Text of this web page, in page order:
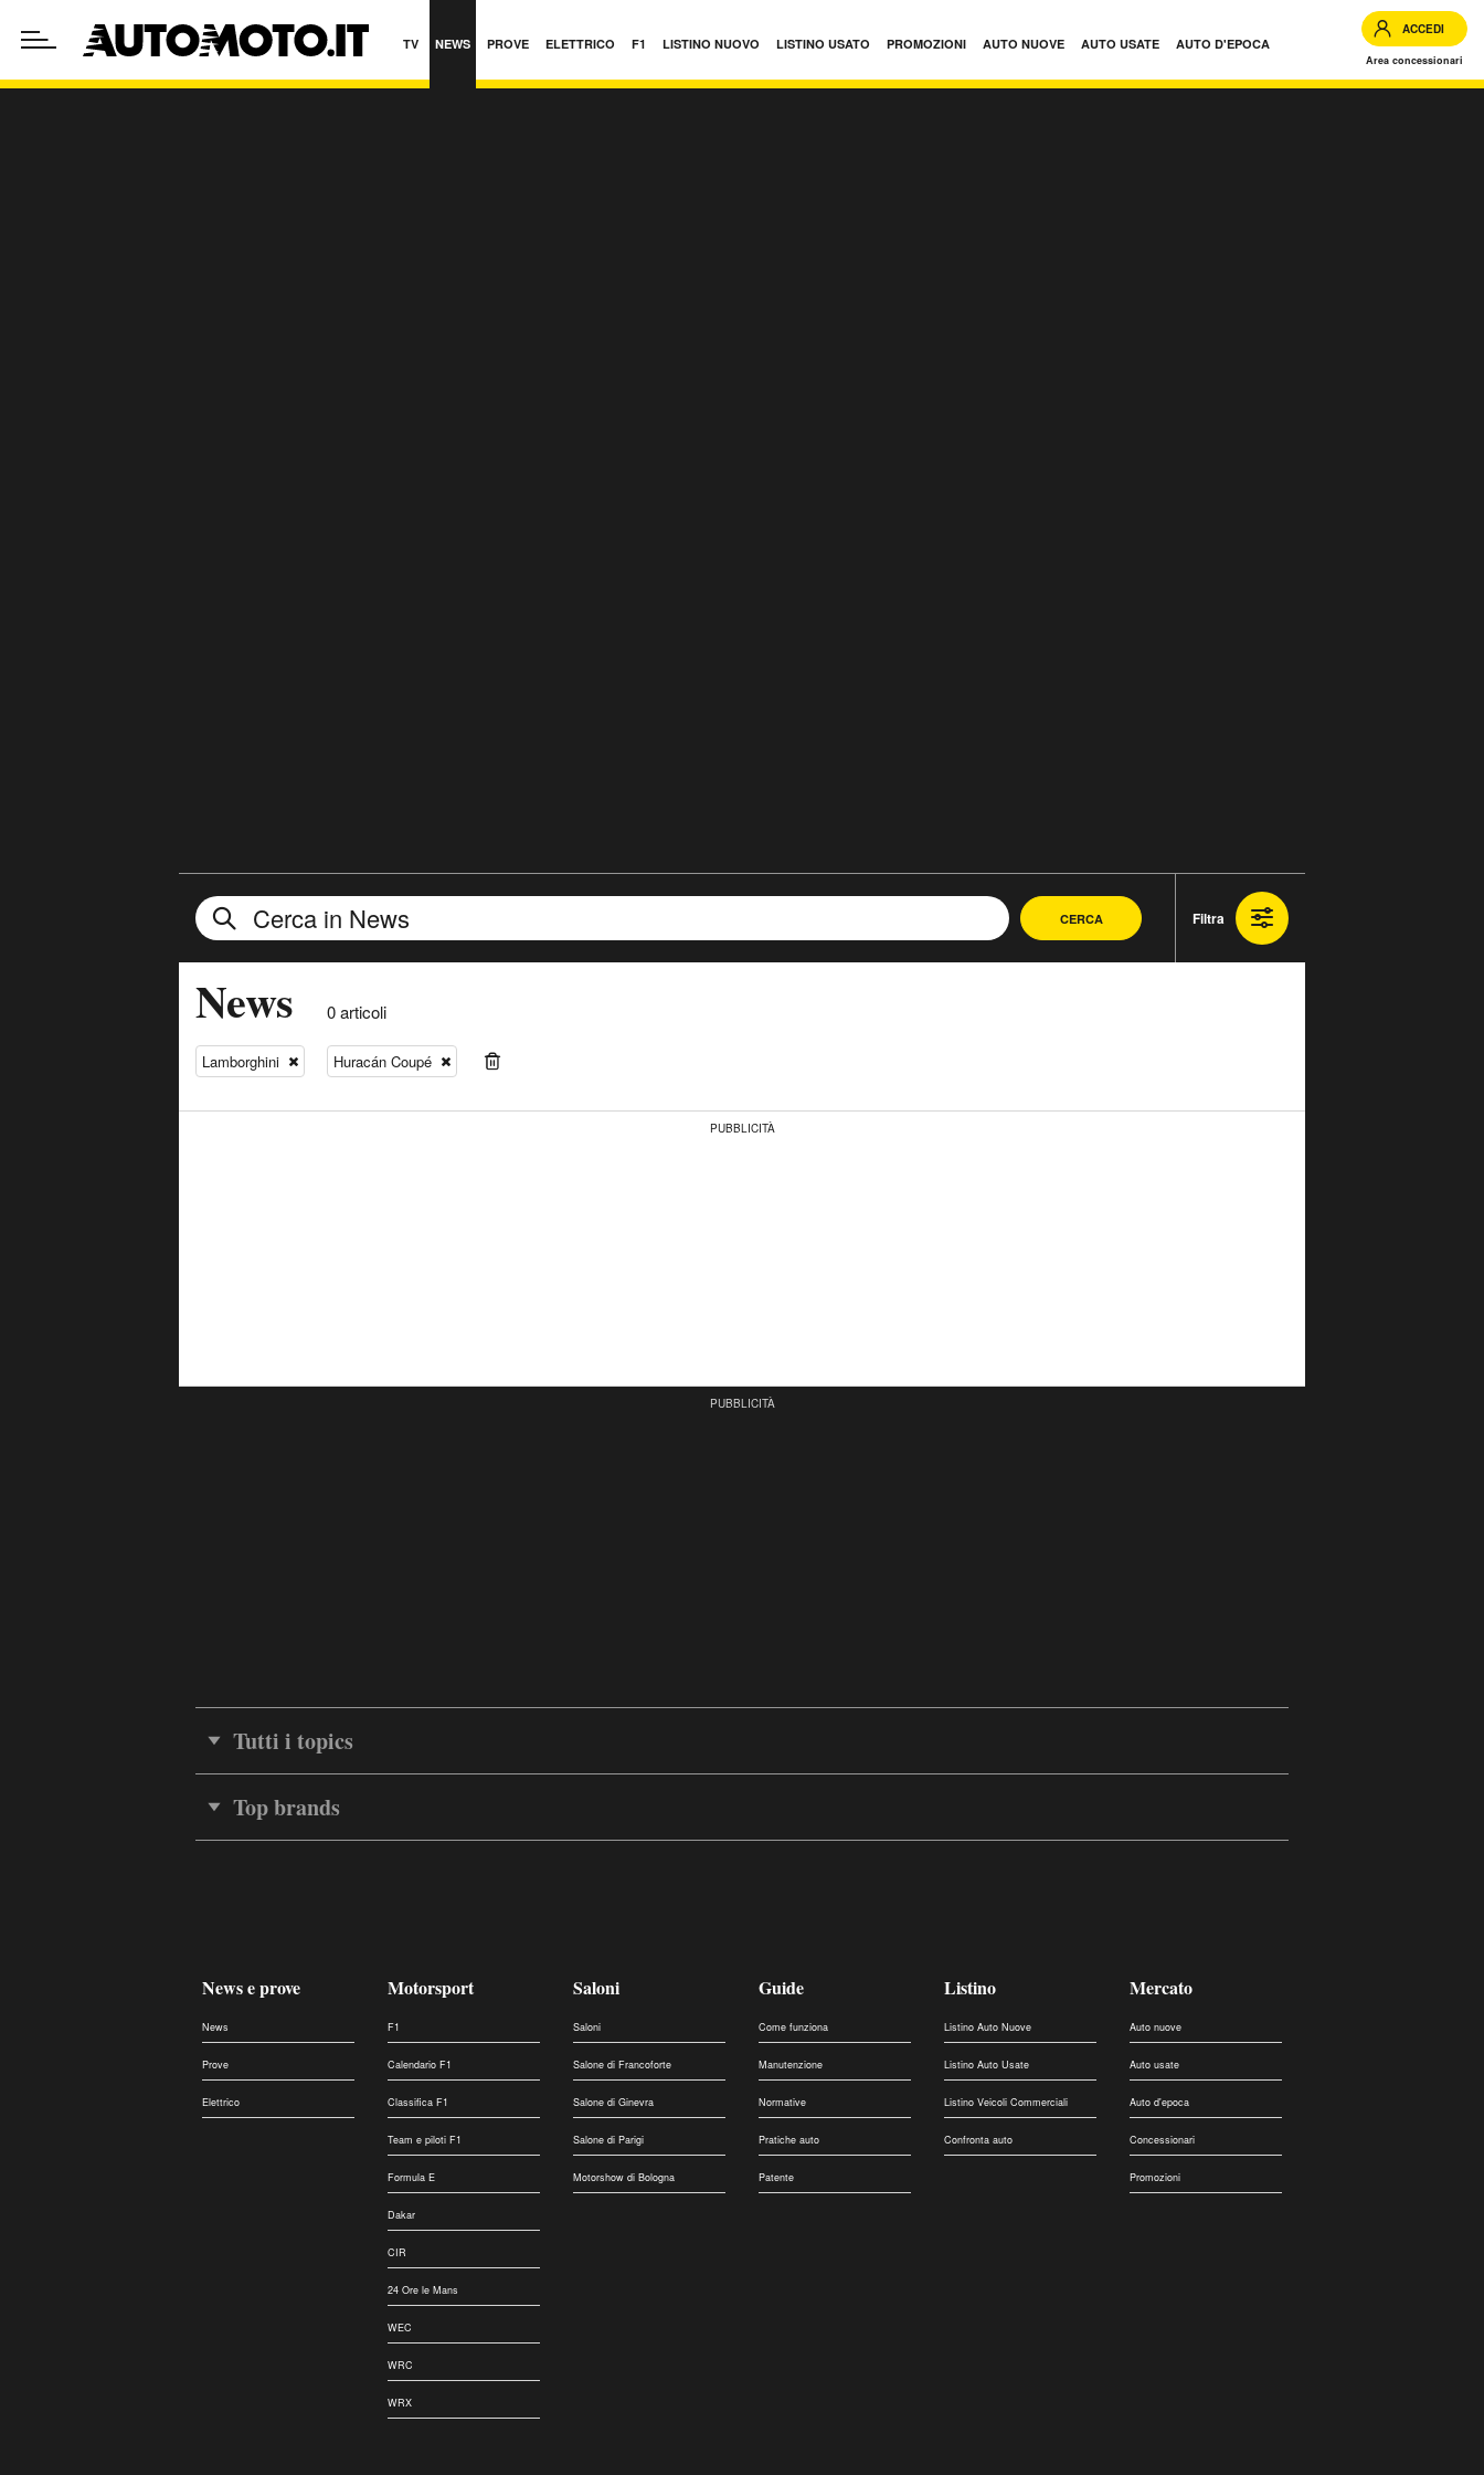
TV NEWS PROVE ELETTRICO F1 LISTINO NUOVO LISTINO USATO PROMOZIONI AUTO NUOVE AUTO USATE AUTO D'EPOCA
ACCEDI
Area concessionari
CERCA Filtra
News 0 articoli
Lamborghini Huracán Coupé
PUBBLICITÀ
PUBBLICITÀ
Tutti i topics
Top brands
News e prove
News
Prove
Elettrico
Motorsport
F1
Calendario F1
Classifica F1
Team e piloti F1
Formula E
Dakar
CIR
24 Ore le Mans
WEC
WRC
WRX
Saloni
Saloni
Salone di Francoforte
Salone di Ginevra
Salone di Parigi
Motorshow di Bologna
Guide
Come funziona
Manutenzione
Normative
Pratiche auto
Patente
Listino
Listino Auto Nuove
Listino Auto Usate
Listino Veicoli Commerciali
Confronta auto
Mercato
Auto nuove
Auto usate
Auto d'epoca
Concessionari
Promozioni